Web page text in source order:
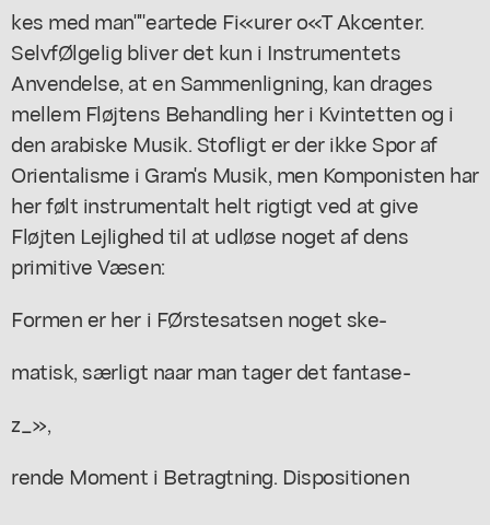
kes med man""eartede Fi«urer o«T Akcenter.
SelvfØlgelig bliver det kun i Instrumentets
Anvendelse, at en Sammenligning, kan drages
mellem Fløjtens Behandling her i Kvintetten og i
den arabiske Musik. Stofligt er der ikke Spor af
Orientalisme i Gram's Musik, men Komponisten har
her følt instrumentalt helt rigtigt ved at give
Fløjten Lejlighed til at udløse noget af dens
primitive Væsen:
Formen er her i FØrstesatsen noget ske-
matisk, særligt naar man tager det fantase-
z_»,
rende Moment i Betragtning. Dispositionen